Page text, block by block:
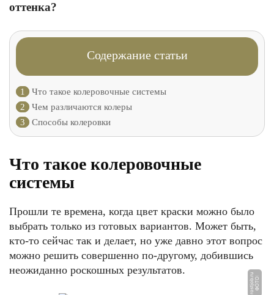
оттенка?
Содержание статьи
1
Что такое колеровочные системы
2
Чем различаются колеры
3
Способы колеровки
Что такое колеровочные
системы
Прошли те времена, когда цвет краски можно было
выбрать только из готовых вариантов. Может быть,
кто-то сейчас так и делает, но уже давно этот вопрос
можно решить совершенно по-другому, добившись
неожиданно роскошных результатов.
Ф
О
Т
О:
r
o
s
tj
o
b.
r
u